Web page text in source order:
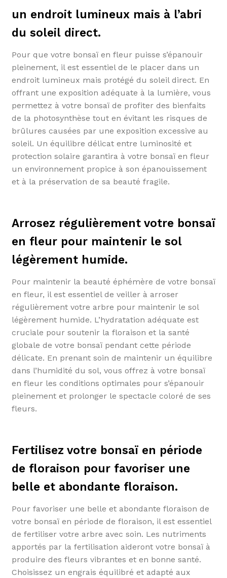
un endroit lumineux mais à l’abri
du soleil direct.
Pour que votre bonsaï en fleur puisse s’épanouir
pleinement, il est essentiel de le placer dans un
endroit lumineux mais protégé du soleil direct. En
offrant une exposition adéquate à la lumière, vous
permettez à votre bonsaï de profiter des bienfaits
de la photosynthèse tout en évitant les risques de
brûlures causées par une exposition excessive au
soleil. Un équilibre délicat entre luminosité et
protection solaire garantira à votre bonsaï en fleur
un environnement propice à son épanouissement
et à la préservation de sa beauté fragile.
Arrosez régulièrement votre bonsaï
en fleur pour maintenir le sol
légèrement humide.
Pour maintenir la beauté éphémère de votre bonsaï
en fleur, il est essentiel de veiller à arroser
régulièrement votre arbre pour maintenir le sol
légèrement humide. L’hydratation adéquate est
cruciale pour soutenir la floraison et la santé
globale de votre bonsaï pendant cette période
délicate. En prenant soin de maintenir un équilibre
dans l’humidité du sol, vous offrez à votre bonsaï
en fleur les conditions optimales pour s’épanouir
pleinement et prolonger le spectacle coloré de ses
fleurs.
Fertilisez votre bonsaï en période
de floraison pour favoriser une
belle et abondante floraison.
Pour favoriser une belle et abondante floraison de
votre bonsaï en période de floraison, il est essentiel
de fertiliser votre arbre avec soin. Les nutriments
apportés par la fertilisation aideront votre bonsaï à
produire des fleurs vibrantes et en bonne santé.
Choisissez un engrais équilibré et adapté aux